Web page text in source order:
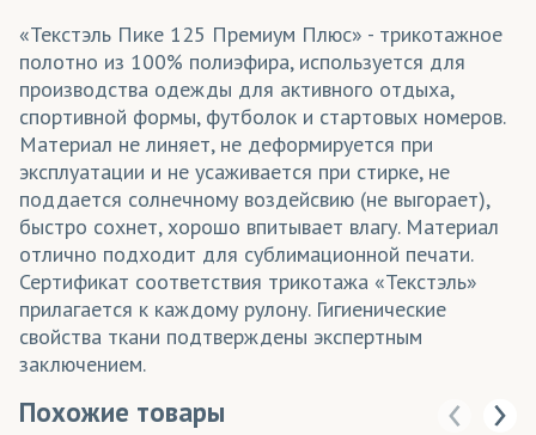
«Текстэль Пике 125 Премиум Плюс» - трикотажное
полотно из 100% полиэфира, используется для
производства одежды для активного отдыха,
спортивной формы, футболок и стартовых номеров.
Материал не линяет, не деформируется при
эксплуатации и не усаживается при стирке, не
поддается солнечному воздейсвию (не выгорает),
быстро сохнет, хорошо впитывает влагу. Материал
отлично подходит для сублимационной печати.
Сертификат соответствия трикотажа «Текстэль»
прилагается к каждому рулону. Гигиенические
свойства ткани подтверждены экспертным
заключением.
Похожие товары